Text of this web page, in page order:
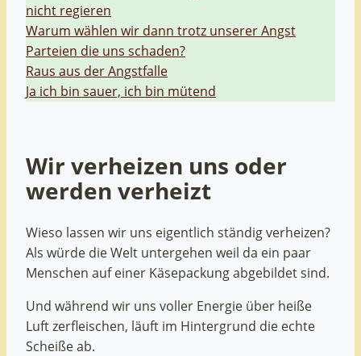
nicht regieren
Warum wählen wir dann trotz unserer Angst
Parteien die uns schaden?
Raus aus der Angstfalle
Ja ich bin sauer, ich bin mütend
Wir verheizen uns oder
werden verheizt
Wieso lassen wir uns eigentlich ständig verheizen?
Als würde die Welt untergehen weil da ein paar
Menschen auf einer Käsepackung abgebildet sind.
Und während wir uns voller Energie über heiße
Luft zerfleischen, läuft im Hintergrund die echte
Scheiße ab.